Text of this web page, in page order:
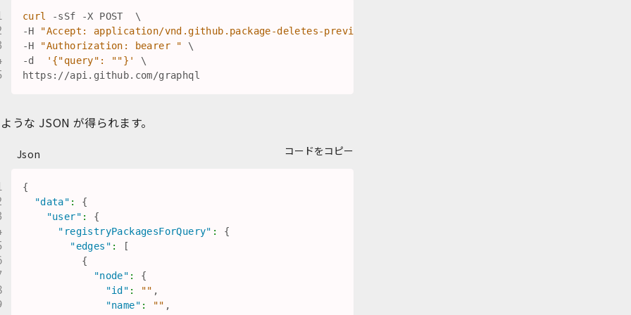
curl -sSf -X POST \
-H
"Accept: application/vnd.github.package-deletes-preview+json"
-H
"Authorization: bearer "
\
-d
'{"query": ""}'
\
うな JSON が得られます。
コードをコピー
Json
{
"data" :
{
"user" :
{
"registryPackagesForQuery" :
{
"edges" :
[
{
"node" :
{
"id" : "" ,
"name" : "" ,